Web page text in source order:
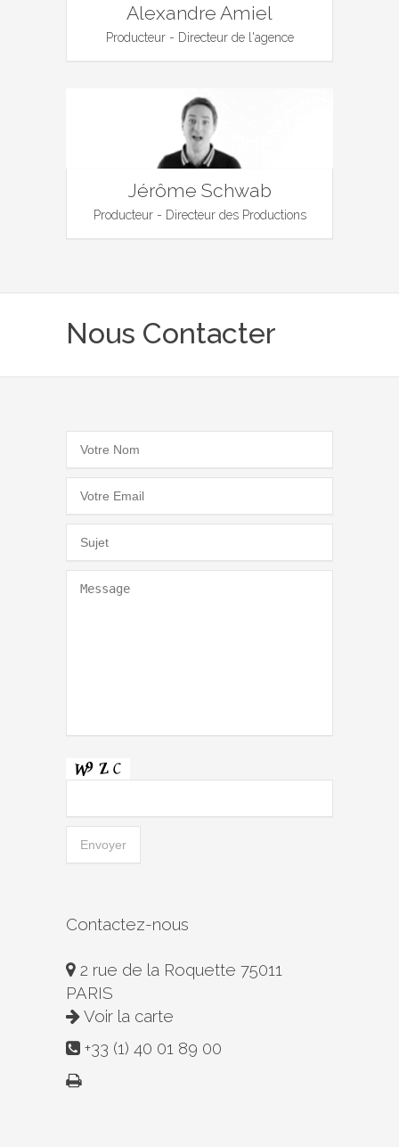
Alexandre Amiel
Producteur - Directeur de l'agence
Jérôme Schwab
Producteur - Directeur des Productions
Nous Contacter
Contactez-nous
2 rue de la Roquette 75011
PARIS
Voir la carte
+33 (1) 40 01 89 00